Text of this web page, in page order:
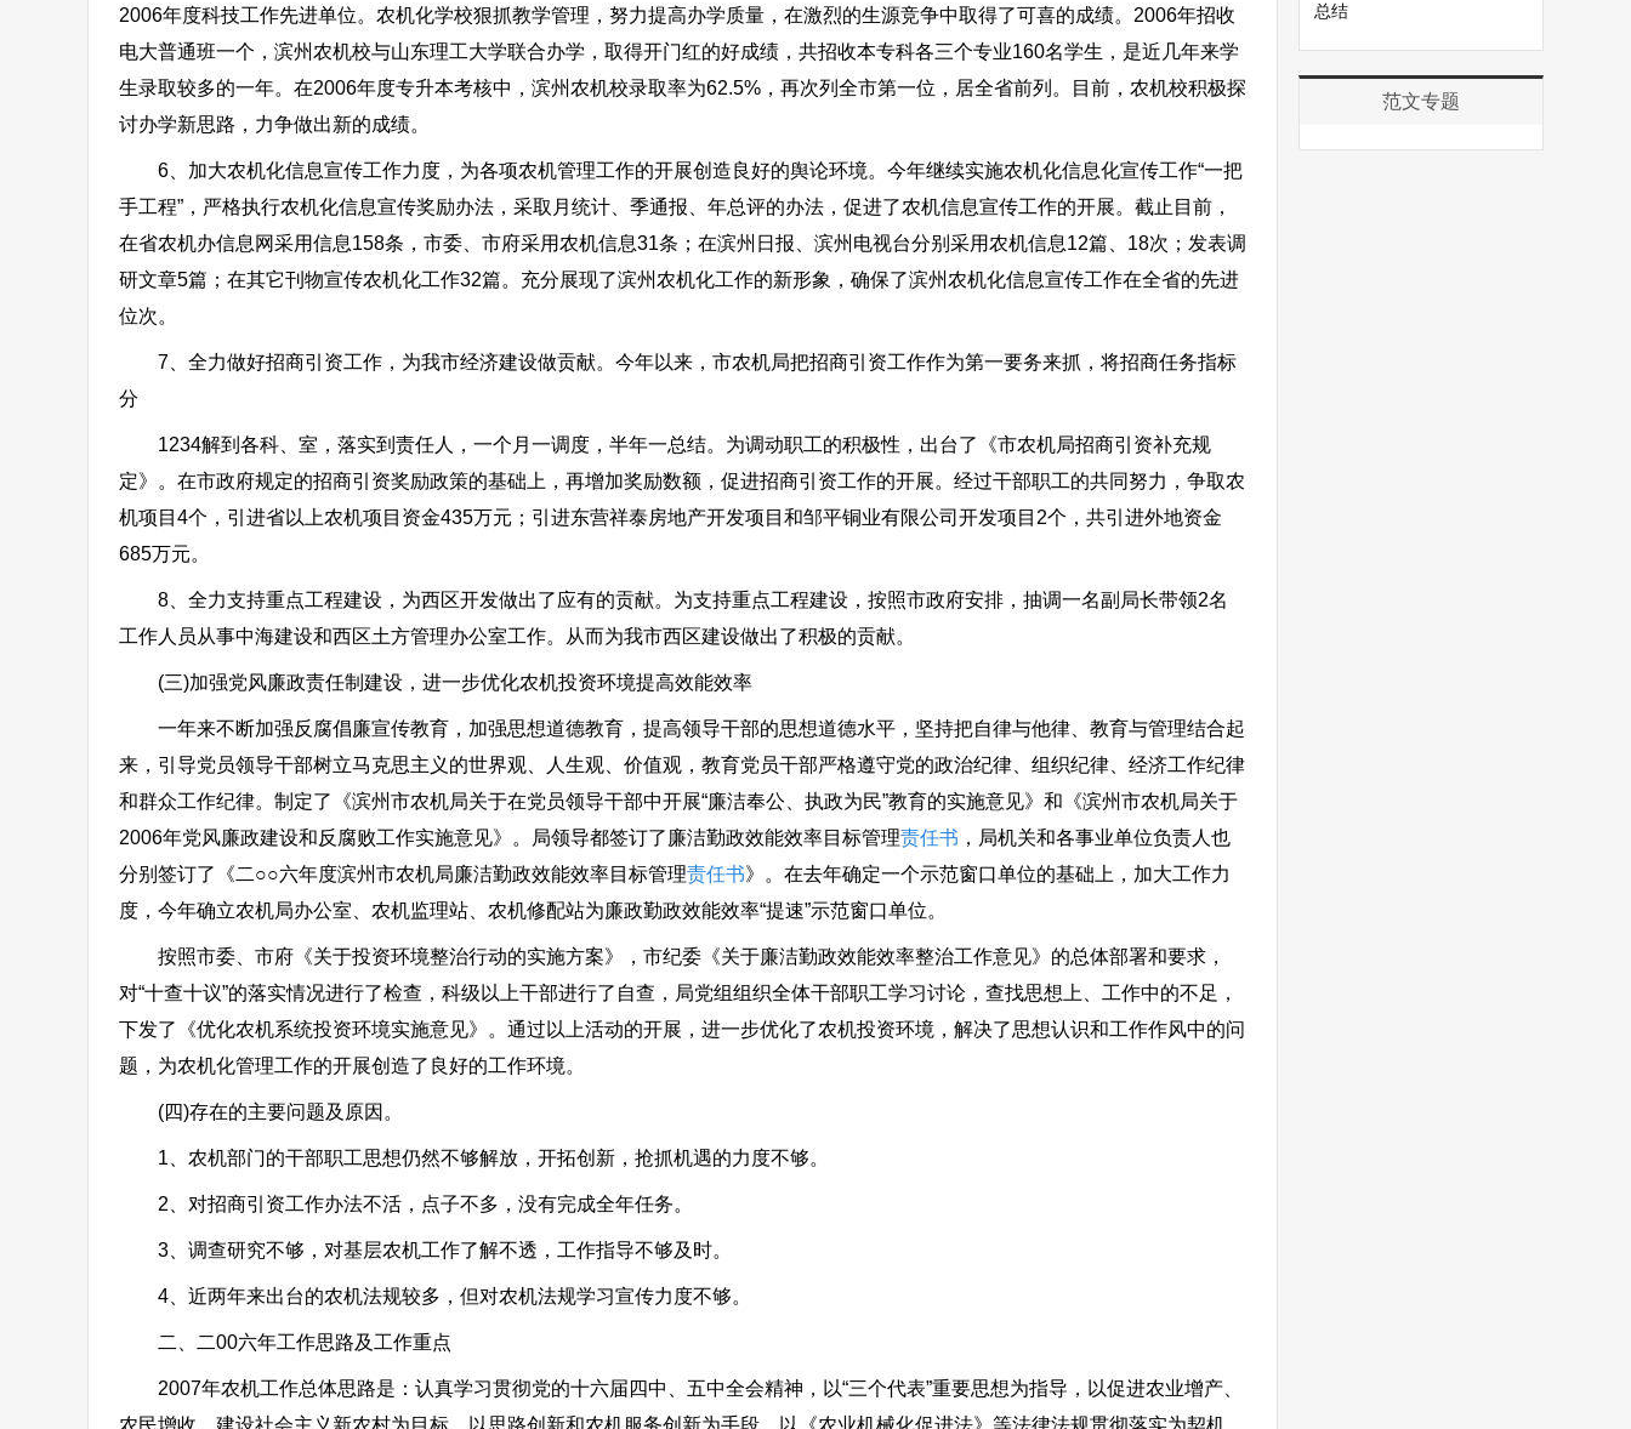
2006年度科技工作先进单位。农机化学校狠抓教学管理，努力提高办学质量，在激烈的生源竞争中取得了可喜的成绩。2006年招收
电大普通班一个，滨州农机校与山东理工大学联合办学，取得开门红的好成绩，共招收本专科各三个专业160名学生，是近几年来学
生录取较多的一年。在2006年度专升本考核中，滨州农机校录取率为62.5%，再次列全市第一位，居全省前列。目前，农机校积极探
讨办学新思路，力争做出新的成绩。
6、加大农机化信息宣传工作力度，为各项农机管理工作的开展创造良好的舆论环境。今年继续实施农机化信息化宣传工作“一把
手工程”，严格执行农机化信息宣传奖励办法，采取月统计、季通报、年总评的办法，促进了农机信息宣传工作的开展。截止目前，
在省农机办信息网采用信息158条，市委、市府采用农机信息31条；在滨州日报、滨州电视台分别采用农机信息12篇、18次；发表调
研文章5篇；在其它刊物宣传农机化工作32篇。充分展现了滨州农机化工作的新形象，确保了滨州农机化信息宣传工作在全省的先进
位次。
7、全力做好招商引资工作，为我市经济建设做贡献。今年以来，市农机局把招商引资工作作为第一要务来抓，将招商任务指标
分
1234解到各科、室，落实到责任人，一个月一调度，半年一总结。为调动职工的积极性，出台了《市农机局招商引资补充规
定》。在市政府规定的招商引资奖励政策的基础上，再增加奖励数额，促进招商引资工作的开展。经过干部职工的共同努力，争取农
机项目4个，引进省以上农机项目资金435万元；引进东营祥泰房地产开发项目和邹平铜业有限公司开发项目2个，共引进外地资金
685万元。
8、全力支持重点工程建设，为西区开发做出了应有的贡献。为支持重点工程建设，按照市政府安排，抽调一名副局长带领2名
工作人员从事中海建设和西区土方管理办公室工作。从而为我市西区建设做出了积极的贡献。
(三)加强党风廉政责任制建设，进一步优化农机投资环境提高效能效率
一年来不断加强反腐倡廉宣传教育，加强思想道德教育，提高领导干部的思想道德水平，坚持把自律与他律、教育与管理结合起
来，引导党员领导干部树立马克思主义的世界观、人生观、价值观，教育党员干部严格遵守党的政治纪律、组织纪律、经济工作纪律
和群众工作纪律。制定了《滨州市农机局关于在党员领导干部中开展“廉洁奉公、执政为民”教育的实施意见》和《滨州市农机局关于
2006年党风廉政建设和反腐败工作实施意见》。局领导都签订了廉洁勤政效能效率目标管理责任书 ，局机关和各事业单位负责人也
分别签订了《二○○六年度滨州市农机局廉洁勤政效能效率目标管理责任书》。在去年确定一个示范窗口单位的基础上，加大工作力
度，今年确立农机局办公室、农机监理站、农机修配站为廉政勤政效能效率“提速”示范窗口单位。
按照市委、市府《关于投资环境整治行动的实施方案》，市纪委《关于廉洁勤政效能效率整治工作意见》的总体部署和要求，
对“十查十议”的落实情况进行了检查，科级以上干部进行了自查，局党组组织全体干部职工学习讨论，查找思想上、工作中的不足，
下发了《优化农机系统投资环境实施意见》。通过以上活动的开展，进一步优化了农机投资环境，解决了思想认识和工作作风中的问
题，为农机化管理工作的开展创造了良好的工作环境。
(四)存在的主要问题及原因。
1、农机部门的干部职工思想仍然不够解放，开拓创新，抢抓机遇的力度不够。
2、对招商引资工作办法不活，点子不多，没有完成全年任务。
3、调查研究不够，对基层农机工作了解不透，工作指导不够及时。
4、近两年来出台的农机法规较多，但对农机法规学习宣传力度不够。
二、二00六年工作思路及工作重点
2007年农机工作总体思路是：认真学习贯彻党的十六届四中、五中全会精神，以“三个代表”重要思想为指导，以促进农业增产、
农民增收、建设社会主义新农村为目标，以思路创新和农机服务创新为手段，以《农业机械化促进法》等法律法规贯彻落实为契机，
总结
范文专题